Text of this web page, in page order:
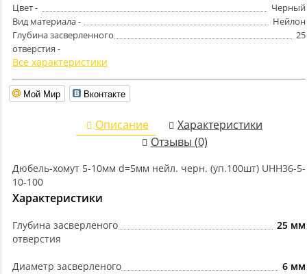
Цвет -
Черный
Вид материала -
Нейлон
Глубина засверленного
отверстия -
25
Все характеристики
Мой Мир Вконтакте
Описание
Характеристики
Отзывы (0)
Дюбель-хомут 5-10мм d=5мм нейл. черн. (уп.100шт) UHH36-5-
10-100
Характеристики
Глубина засверленого
отверстия
25 мм
Диаметр засверленого
6 мм